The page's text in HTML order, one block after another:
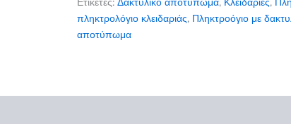
πληκτρολόγιο κλειδαριάς, Πληκτροόγιο με
αποτύπωμα